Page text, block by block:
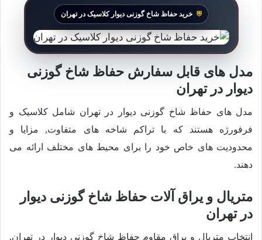
خرید حفاظ شاخ گوزنی دیوار کلاسیک در تهران
مدل های قابل سفارش حفاظ شاخ گوزنی
دیوار در تهران
مدل های حفاظ شاخ گوزنی دیوار در تهران شامل کلاسیک و
فرفورژه هستند که با تراکم شاخه های متفاوت, مزایا و
محدودیت های خاص خود را برای محیط های مختلف ارائه می
دهند.
متریال و یراق آلات حفاظ شاخ گوزنی دیوار
در تهران
انتخاب متریال و یراق مقاوم حفاظ شاخ گوزنی دیوار در تهران,